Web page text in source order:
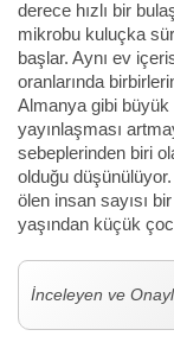
derece hızlı bir
mikrobu kuluçka
başlar. Aynı ev
oranlarında
Almanya gibi büyük
yayınlaşması
sebeplerinden biri
olduğu
ölen insan sayısı
yaşından küçük
İnceleyen ve